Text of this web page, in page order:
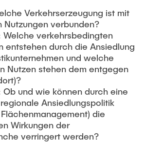
Verkehrserzeugung ist mit
Nutzungen verbunden?
Welche verkehrsbedingten
entstehen durch die Ansiedlung
und welche
Nutzen stehen dem entgegen
und wie können durch eine
Ansiedlungspolitik
die
Wirkungen der
verringert werden?